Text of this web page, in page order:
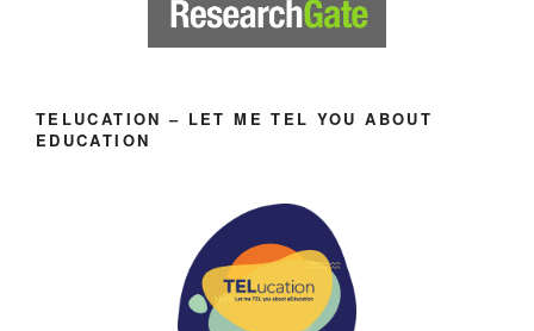
TELUCATION – LET ME TEL YOU ABOUT
EDUCATION